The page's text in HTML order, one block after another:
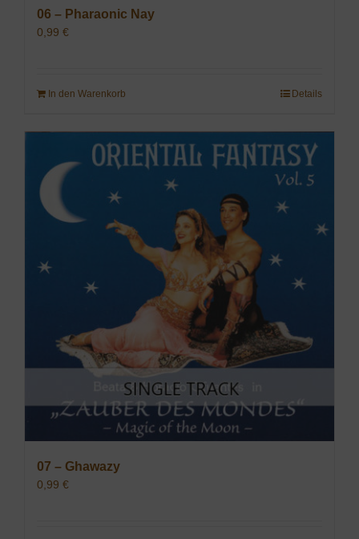
06 – Pharaonic Nay
0,99 €
In den Warenkorb Details
07 – Ghawazy
0,99 €